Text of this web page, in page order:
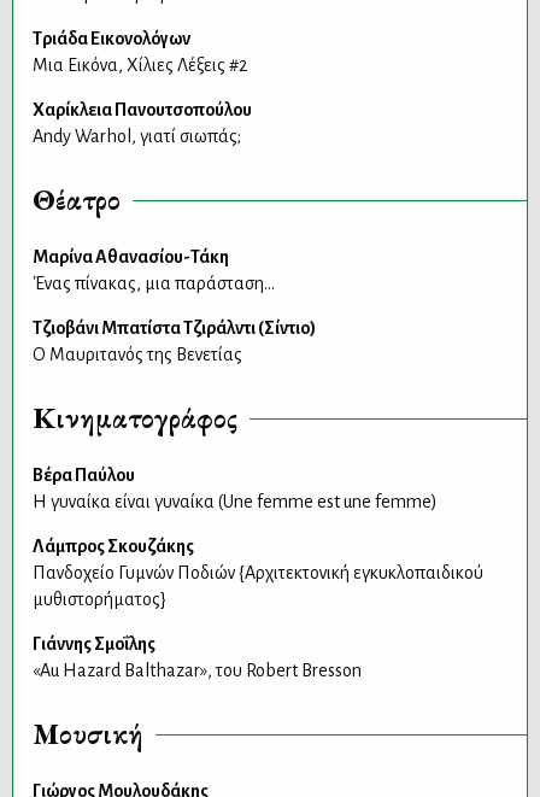
Τριάδα Εικονολόγων
Μια Εικόνα, Χίλιες Λέξεις #2
Χαρίκλεια Πανουτσοπούλου
Andy Warhol, γιατί σιωπάς;
Θέατρο
Μαρίνα Αθανασίου-Τάκη
Ένας πίνακας, μια παράσταση…
Τζιοβάνι Μπατίστα Τζιράλντι (Σίντιο)
Ο Μαυριτανός της Βενετίας
Κινηματογράφος
Βέρα Παύλου
Η γυναίκα είναι γυναίκα (Une femme est une femme)
Λάμπρος Σκουζάκης
Πανδοχείο Γυμνών Ποδιών {Αρχιτεκτονική εγκυκλοπαιδικού
μυθιστορήματος}
Γιάννης Σμοΐλης
«Au Hazard Balthazar», του Robert Bresson
Μουσική
Γιώργος Μουλουδάκης